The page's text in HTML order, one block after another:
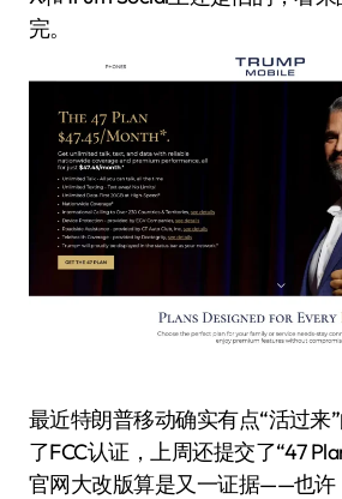
完。
最近特朗普移动确实有点“活过来
了FCC认证，上周还提交了“47
官网大改版算是又一证据——也许